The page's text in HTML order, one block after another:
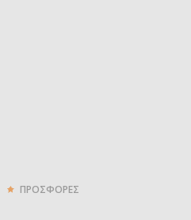
ΠΡΟΣΦΟΡΕΣ